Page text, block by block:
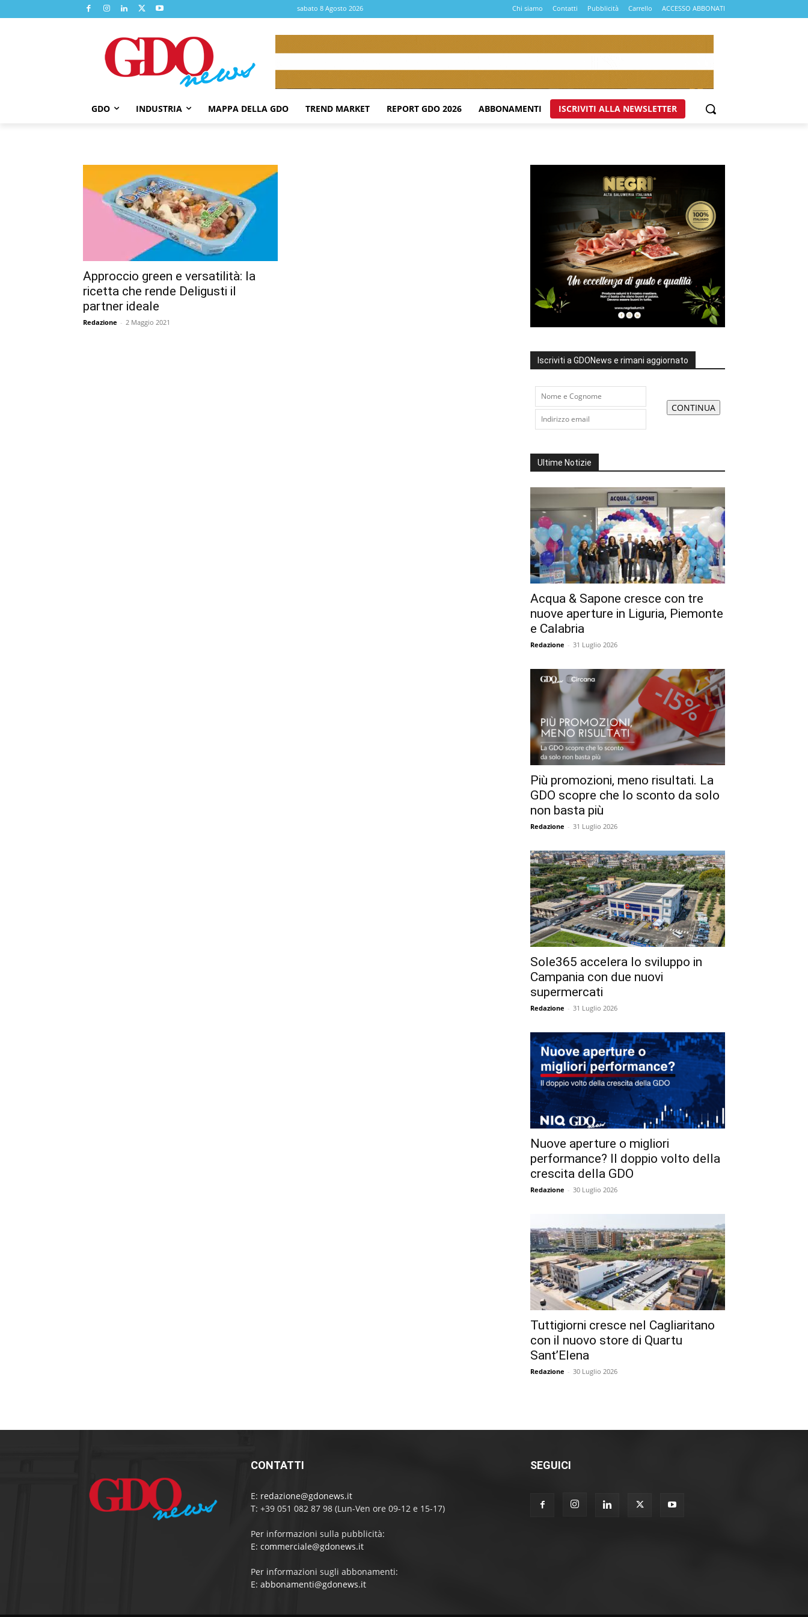
sabato 8 Agosto 2026 Chi siamo Contatti Pubblicità Carrello ACCESSO ABBONATI
GDO INDUSTRIA MAPPA DELLA GDO TREND MARKET REPORT GDO 2026 ABBONAMENTI ISCRIVITI ALLA NEWSLETTER
Approccio green e versatilità: la
ricetta che rende Deligusti il
partner ideale
Redazione - 2 Maggio 2021
Iscriviti a GDONews e rimani aggiornato
Ultime Notizie
Acqua & Sapone cresce con tre
nuove aperture in Liguria, Piemonte
e Calabria
Redazione - 31 Luglio 2026
Più promozioni, meno risultati. La
GDO scopre che lo sconto da solo
non basta più
Redazione - 31 Luglio 2026
Sole365 accelera lo sviluppo in
Campania con due nuovi
supermercati
Redazione - 31 Luglio 2026
Nuove aperture o migliori
performance? Il doppio volto della
crescita della GDO
Redazione - 30 Luglio 2026
Tuttigiorni cresce nel Cagliaritano
con il nuovo store di Quartu
Sant’Elena
Redazione - 30 Luglio 2026
CONTATTI
E: redazione@gdonews.it
T: +39 051 082 87 98 (Lun-Ven ore 09-12 e 15-17)
Per informazioni sulla pubblicità:
E: commerciale@gdonews.it
Per informazioni sugli abbonamenti:
E: abbonamenti@gdonews.it
SEGUICI